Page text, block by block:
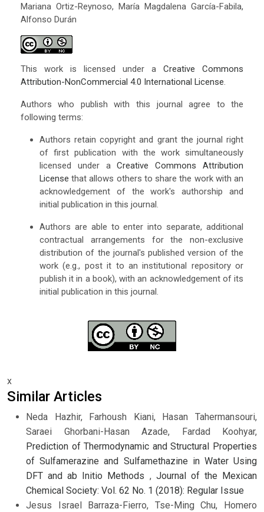
Mariana Ortiz-Reynoso, María Magdalena García-Fabila,
Alfonso Durán
This work is licensed under aCreative Commons
Attribution-NonCommercial 4.0 International License.
Authors who publish with this journal agree to the
following terms:
Authors retain copyright and grant the journal right
of first publication with the work simultaneously
licensed under aCreative Commons Attribution
License that allows others to share the work with an
acknowledgement of the work's authorship and
initial publication in this journal.
Authors are able to enter into separate, additional
contractual arrangements for the non-exclusive
distribution of the journal's published version of the
work (e.g., post it to an institutional repository or
publish it in a book), with an acknowledgement of its
initial publication in this journal.
x
Similar Articles
Neda Hazhir, Farhoush Kiani, Hasan Tahermansouri,
Saraei Ghorbani-Hasan Azade, Fardad Koohyar,
Prediction of Thermodynamic and Structural Properties
of Sulfamerazine and Sulfamethazine in Water Using
DFT and ab Initio Methods , Journal of the Mexican
Chemical Society: Vol. 62 No. 1 (2018): Regular Issue
Jesus Israel Barraza-Fierro, Tse-Ming Chu, Homero